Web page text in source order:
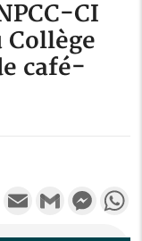
CI
Collège
café-
TwitterEmail Gmail